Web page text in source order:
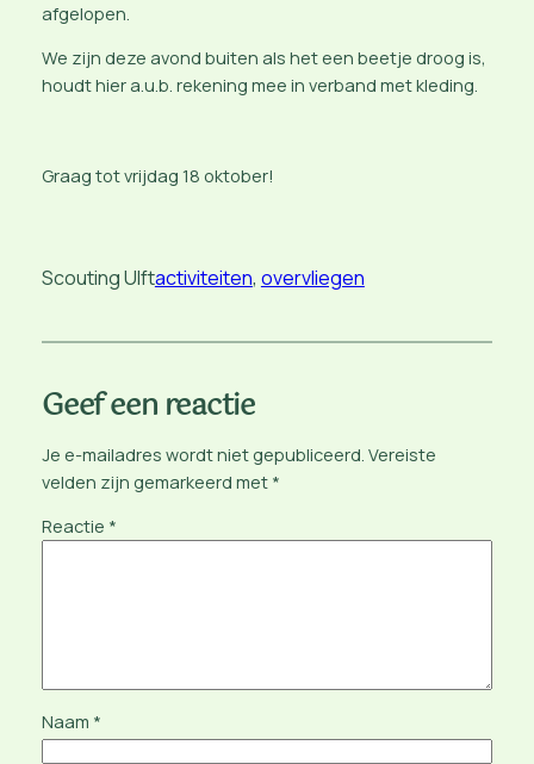
afgelopen.
We zijn deze avond buiten als het een beetje droog is,
houdt hier a.u.b. rekening mee in verband met kleding.
Graag tot vrijdag 18 oktober!
Scouting Ulftactiviteiten, overvliegen
Geef een reactie
Je e-mailadres wordt niet gepubliceerd. Vereiste
velden zijn gemarkeerd met *
Reactie *
Naam *